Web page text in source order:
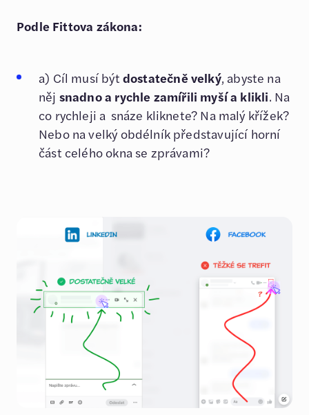
Podle Fittova zákona:
a) Cíl musí být dostatečně velký, abyste na
něj snadno a rychle zamířili myší a klikli. Na
co rychleji a snáze kliknete? Na malý křížek?
Nebo na velký obdélník představující horní
část celého okna se zprávami?